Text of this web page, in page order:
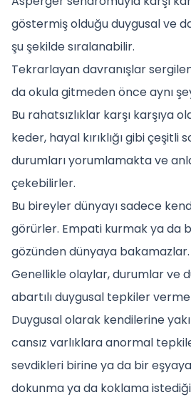
göstermiş olduğu duygusal ve
şu şekilde sıralanabilir.
Tekrarlayan davranışlar
da okula gitmeden önce aynı
Bu rahatsızlıklar karşı karşıya
keder, hayal kırıklığı gibi çeşitli
durumları yorumlamakta ve
çekebilirler.
Bu bireyler dünyayı sadece
görürler. Empati kurmak ya da
gözünden dünyaya bakamazlar.
Genellikle olaylar, durumlar ve
abartılı duygusal tepkiler verme
Duygusal olarak kendilerine
cansız varlıklara anormal
sevdikleri birine ya da bir
dokunma ya da koklama istediği